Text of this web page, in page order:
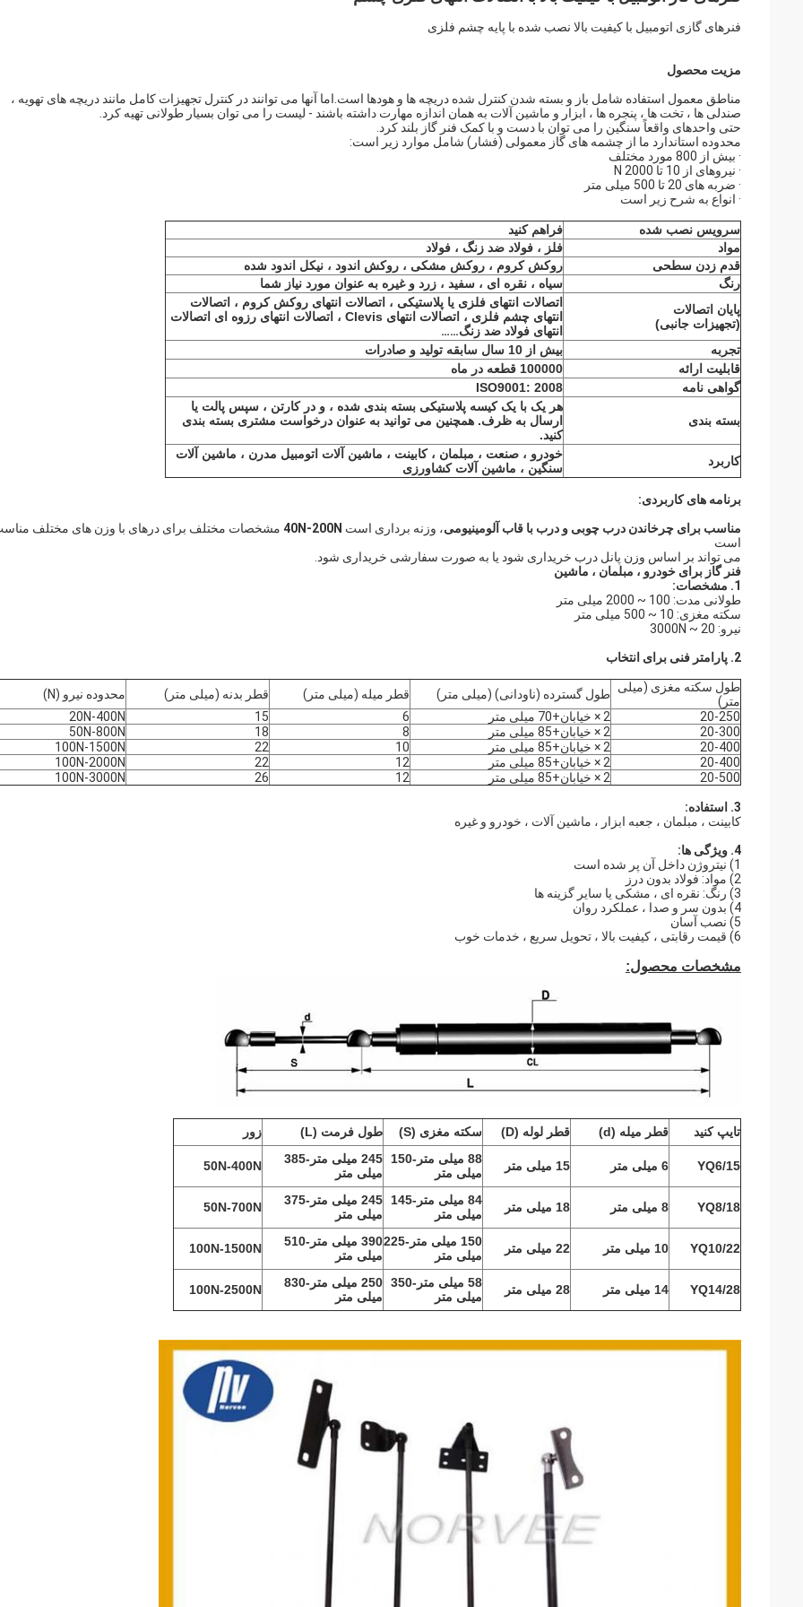
فنرهای گازی اتومبیل با کیفیت بالا نصب شده با پایه چشم فلزی
مزیت محصول
مناطق معمول استفاده شامل باز و بسته شدن کنترل شده دریچه ها و هودها است.اما آنها می توانند در کنترل تجهیزات کامل مانند دریچه های تهویه ،
صندلی ها ، تخت ها ، پنجره ها ، ابزار و ماشین آلات به همان اندازه مهارت داشته باشند - لیست را می توان بسیار طولانی تهیه کرد.
حتی واحدهای واقعاً سنگین را می توان با دست و با کمک فنر گاز بلند کرد.
محدوده استاندارد ما از چشمه های گاز معمولی (فشار) شامل موارد زیر است:
· بیش از 800 مورد مختلف
· نیروهای از 10 تا 2000 N
· ضربه های 20 تا 500 میلی متر
· انواع به شرح زیر است
سرویس نصب شده
فراهم کنید
مواد
فلز ، فولاد ضد زنگ ، فولاد
قدم زدن سطحی
روکش کروم ، روکش مشکی ، روکش اندود ، نیکل اندود شده
رنگ
سیاه ، نقره ای ، سفید ، زرد و غیره به عنوان مورد نیاز شما
پایان اتصالات
(تجهیزات جانبی)
اتصالات انتهای فلزی یا پلاستیکی ، اتصالات انتهای روکش کروم ، اتصالات
انتهای چشم فلزی ، اتصالات انتهای Clevis ، اتصالات انتهای رزوه ای اتصالات
انتهای فولاد ضد زنگ……
تجربه
بیش از 10 سال سابقه تولید و صادرات
قابلیت ارائه
100000 قطعه در ماه
گواهی نامه
ISO9001: 2008
بسته بندی
هر یک با یک کیسه پلاستیکی بسته بندی شده ، و در کارتن ، سپس پالت یا
ارسال به ظرف. همچنین می توانید به عنوان درخواست مشتری بسته بندی
کنید.
کاربرد
خودرو ، صنعت ، مبلمان ، کابینت ، ماشین آلات اتومبیل مدرن ، ماشین آلات
سنگین ، ماشین آلات کشاورزی
برنامه های کاربردی:
مناسب برای چرخاندن درب چوبی و درب با قاب آلومینیومی، وزنه برداری است
مشخصات مختلف برای درهای با وزن های مختلف
است
می تواند بر اساس وزن پانل درب خریداری شود یا به صورت سفارشی خریداری شود.
فنر گاز برای خودرو ، مبلمان ، ماشین
1. مشخصات:
طولانی مدت: 100 ~ 2000 میلی متر
سکته مغزی: 10 ~ 500 میلی متر
نیرو: 20 ~ 3000N
2. پارامتر فنی برای انتخاب
طول سکته مغزی (میلی
متر)
طول گسترده (ناودانی) (میلی متر) قطر میله (میلی متر) قطر بدنه (میلی متر)
محدوده نیرو (N)
20-250
2 × خیابان+70 میلی متر 6
15
20N-400N
20-300
2 × خیابان+85 میلی متر 8
18
50N-800N
20-400
2 × خیابان+85 میلی متر 10
22
100N-1500N
20-400
2 × خیابان+85 میلی متر 12
22
100N-2000N
20-500
2 × خیابان+85 میلی متر 12
26
100N-3000N
3. استفاده:
کابینت ، مبلمان ، جعبه ابزار ، ماشین آلات ، خودرو و غیره
4. ویژگی ها:
1) نیتروژن داخل آن پر شده است
2) مواد: فولاد بدون درز
3) رنگ: نقره ای ، مشکی یا سایر گزینه ها
4) بدون سر و صدا ، عملکرد روان
5) نصب آسان
6) قیمت رقابتی ، کیفیت بالا ، تحویل سریع ، خدمات خوب
مشخصات محصول:
تایپ کنید قطر میله (d) قطر لوله (D) سکته مغزی (S) طول فرمت (L) زور
YQ6/15 6 میلی متر 15 میلی متر 88 میلی متر
-150
میلی متر
245 میلی متر
-385
میلی متر
50N-400N
YQ8/18 8 میلی متر 18 میلی متر 84 میلی متر
-145
میلی متر
245 میلی متر
-375
میلی متر
50N-700N
YQ10/22 10 میلی متر 22 میلی متر 150 میلی متر
-225
میلی متر
390 میلی متر
-510
میلی متر
100N-1500N
YQ14/28 14 میلی متر 28 میلی متر 58 میلی متر
-350
میلی متر
250 میلی متر
-830
میلی متر
100N-2500N